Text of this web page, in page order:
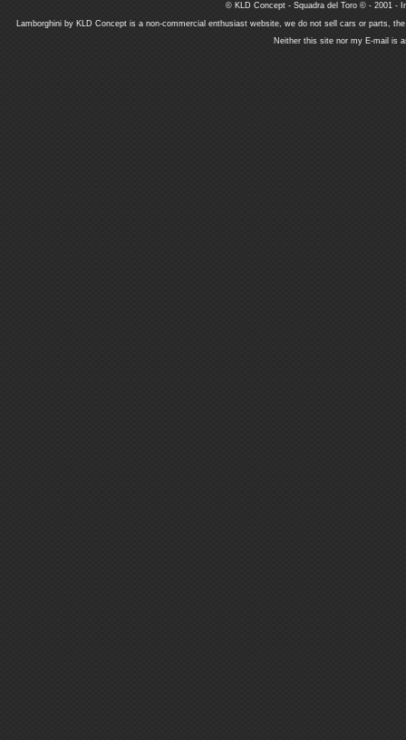
© KLD Concept - Squadra del Toro © - 2001 -
Lamborghini by KLD Concept is a non-commercial enthusiast website, we do not sell cars or parts,
Neither this site nor my E-mail is